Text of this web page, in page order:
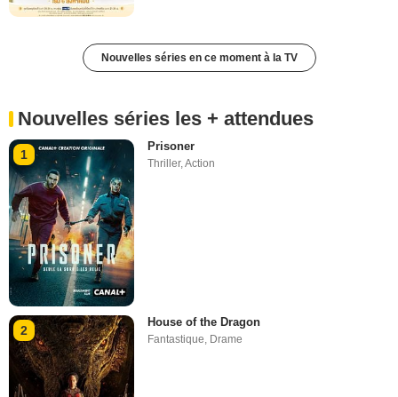
Nouvelles séries en ce moment à la TV
Nouvelles séries les + attendues
1
Prisoner
Thriller,Action
2
House of the Dragon
Fantastique, Drame